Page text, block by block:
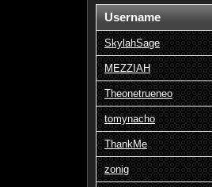
Username
SkylahSage
MEZZIAH
Theonetrueneo
tomynacho
ThankMe
zonig